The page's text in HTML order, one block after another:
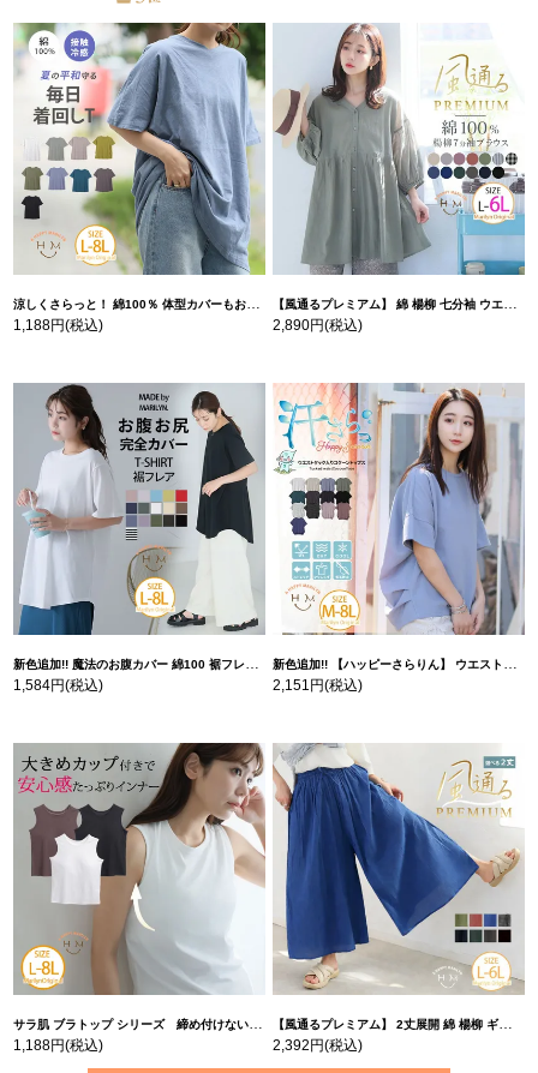
涼しくさらっと！ 綿100％ 体型カバーもお洒落も叶える 風合いコットン ゆるシルエット ドルマン | 大きいサイズの通販ならハッピーマリリン
1,188円(税込)
【風通るプレミアム】 綿 楊柳 七分袖 ウエストギャザー ブラウス | 大きいサイズの通販ならハッピーマリリン
2,890円(税込)
新色追加!! 魔法のお腹カバー 綿100 裾フレア Tシャツ | 大きいサイズの通販ならハッピーマリリン
1,584円(税込)
新色追加!! 【ハッピーさらりん】 ウエストタック入り スッキリ魅せ コクーントップス | 大きいサイズの通販ならハッピーマリリン
2,151円(税込)
サラ肌 ブラトップ シリーズ 締め付けない リブ タンクトップ | 大きいサイズの通販ならハッピーマリリン
1,188円(税込)
【風通るプレミアム】 2丈展開 綿 楊柳 ギャザー フレア スカンツ 【ウェストゴム】 | 大きいサイズの通販ならハッピーマリリン
2,392円(税込)